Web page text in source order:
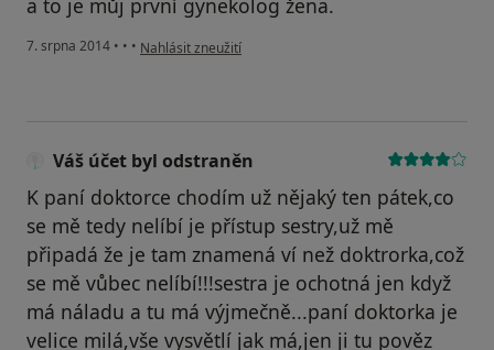
a to je můj první gynekolog žena.
7. srpna 2014 • • • podle názoru uživatele Váš účet byl odstraněn
Nahlásit zneužití
Váš účet byl odstraněn
K paní doktorce chodím už nějaký ten pátek,co
se mě tedy nelíbí je přístup sestry,už mě
připadá že je tam znamená ví než doktrorka,což
se mě vůbec nelíbí!!!sestra je ochotná jen když
má náladu a tu má výjmečně...paní doktorka je
velice milá,vše vysvětlí jak má,jen ji tu pověz